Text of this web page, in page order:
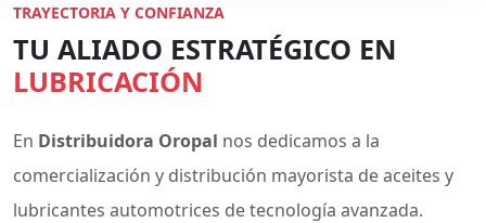
TRAYECTORIA Y CONFIANZA
TU ALIADO ESTRATÉGICO EN
LUBRICACIÓN
En Distribuidora Oropal nos dedicamos a la
comercialización y distribución mayorista de aceites y
lubricantes automotrices de tecnología avanzada.